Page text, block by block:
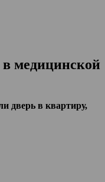
медицинской
дверь в квартиру,